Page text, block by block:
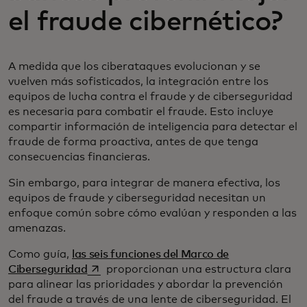
el fraude cibernético?
A medida que los ciberataques evolucionan y se
vuelven más sofisticados, la integración entre los
equipos de lucha contra el fraude y de ciberseguridad
es necesaria para combatir el fraude. Esto incluye
compartir información de inteligencia para detectar el
fraude de forma proactiva, antes de que tenga
consecuencias financieras.
Sin embargo, para integrar de manera efectiva, los
equipos de fraude y ciberseguridad necesitan un
enfoque común sobre cómo evalúan y responden a las
amenazas.
​​Como guía,
las seis funciones del Marco de
Ciberseguridad se abre en una pestaña nueva
proporcionan una estructura clara
para alinear las prioridades y abordar la prevención
del fraude a través de una lente de ciberseguridad. El